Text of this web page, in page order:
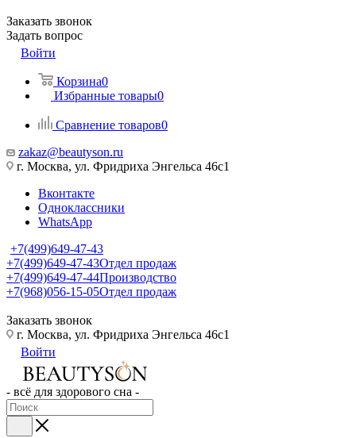
Заказать звонок
Задать вопрос
Войти
Корзина0
Избранные товары0
Сравнение товаров0
zakaz@beautyson.ru
г. Москва, ул. Фридриха Энгельса 46с1
Вконтакте
Одноклассники
WhatsApp
+7(499)649-47-43
+7(499)649-47-43Отдел продаж
+7(499)649-47-44Производство
+7(968)056-15-05Отдел продаж
Заказать звонок
г. Москва, ул. Фридриха Энгельса 46с1
Войти
- всё для здорового сна -